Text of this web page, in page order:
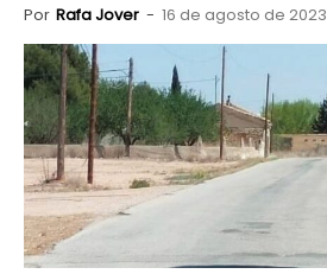
Por Rafa Jover - 16 de agosto de 2023